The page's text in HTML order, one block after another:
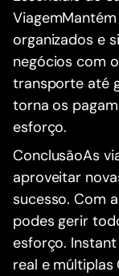
organizados e
negócios com
transporte até
torna os
esforço.
ConclusãoAs
aproveitar
sucesso. Com
podes gerir
esforço.
real e